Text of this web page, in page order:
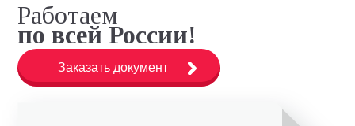
Работаем
по всей России!
Заказать документ